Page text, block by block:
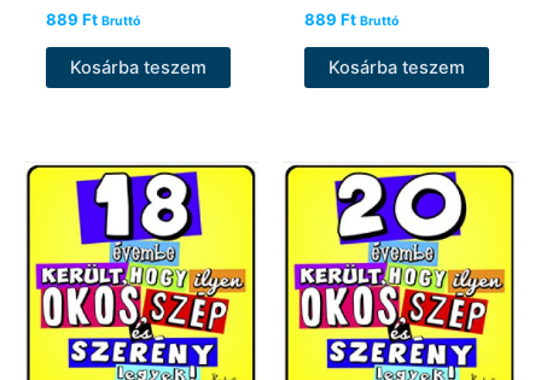
889 Ft Bruttó
Kosárba teszem
889 Ft Bruttó
Kosárba teszem